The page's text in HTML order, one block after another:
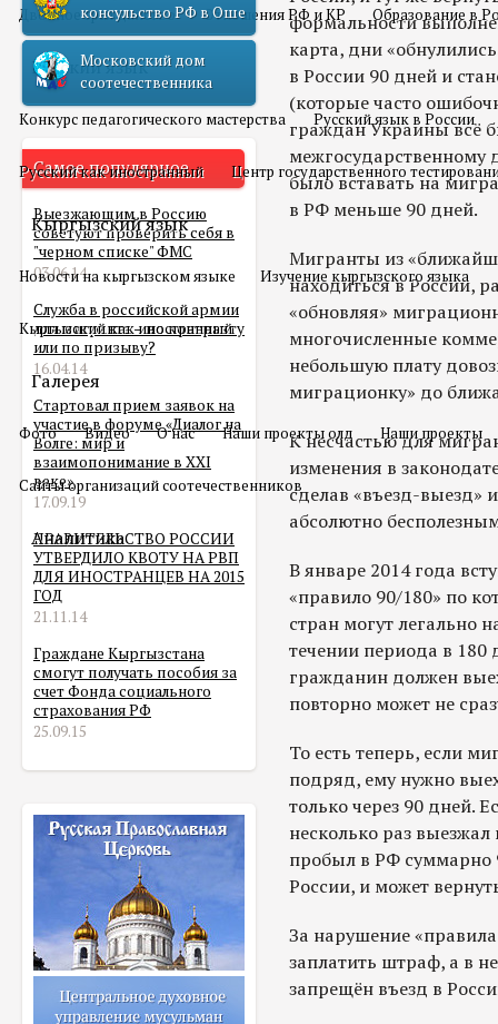
Двойное гражданство Отношения РФ и КР Образование в
Русский язык
Конкурс педагогического мастерства Русский язык в России
Русский как иностранный Центр государственного
Кыргызский язык
Новости на кыргызском языке Изучение кыргызского языка
Кыргызский как иностранный
Галерея
Фото Видео О нас Наши проекты олд Наши проекты
Сайты организаций соотечественников
Аналитика
консульство РФ в Оше
Московский дом
соотечественника
Самое популярное
Выезжающим в Россию
советуют проверить себя в
"черном списке" ФМС
03.06.14
Служба в российской армии
для мигранта – по контракту
или по призыву?
16.04.14
Стартовал прием заявок на
участие в форуме «Диалог на
Волге: мир и
взаимопонимание в XXI
веке»
17.09.19
ПРАВИТЕЛЬСТВО РОССИИ
УТВЕРДИЛО КВОТУ НА РВП
ДЛЯ ИНОСТРАНЦЕВ НА 2015
ГОД
21.11.14
Граждане Кыргызстана
смогут получать пособия за
счет Фонда социального
страхования РФ
25.09.15
формальности
карта, дни
в России 90 дней и
(которые часто
граждан Украины всё
межгосударственному
было вставать на
в РФ меньше 90 дней.
Мигранты из
находиться в России,
«обновляя»
многочисленные
небольшую плату
миграционку» до
К несчастью для
изменения в
сделав «въезд-выезд»
абсолютно
В январе 2014 года
«правило 90/180» по
стран могут легально
течении периода в
гражданин должен
повторно может не
То есть теперь, если
подряд, ему нужно
только через 90 дней.
несколько раз
пробыл в РФ суммарно
России, и может
За нарушение
заплатить штраф, а в
запрещён въезд в